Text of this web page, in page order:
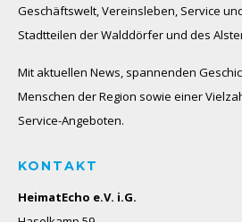
Geschäftswelt, Vereinsleben, Service
Stadtteilen der Walddörfer und des
Mit aktuellen News, spannenden
Menschen der Region sowie einer
Service-Angeboten.
KONTAKT
HeimatEcho e.V. i.G.